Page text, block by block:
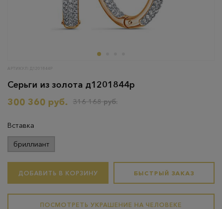
АРТИКУЛ: Д1201844Р
Серьги из золота д1201844р
300 360 руб.
316 168 руб.
Вставка
бриллиант
ДОБАВИТЬ В КОРЗИНУ БЫСТРЫЙ ЗАКАЗ
ПОСМОТРЕТЬ УКРАШЕНИЕ НА ЧЕЛОВЕКЕ